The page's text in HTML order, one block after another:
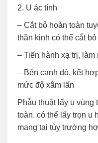
2. U ác tính
– Cắt bỏ hoàn toàn
thần kinh có thể cắt
– Tiến hành xạ trị, làm
– Bên cạnh đó, kết
mức độ xâm lấn
Phẫu thuật lấy u vùng
toàn. có thể lấy trọn u
mang tai tùy trường